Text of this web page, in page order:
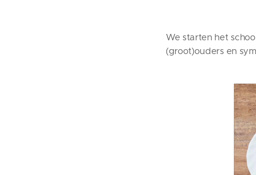
We starten het
(groot)ouders en